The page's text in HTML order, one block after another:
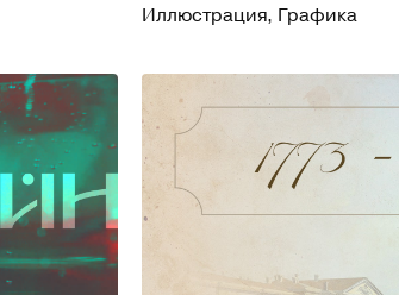
Иллюстрация, Графика